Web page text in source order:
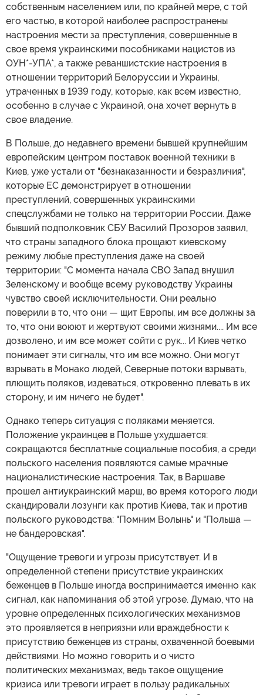
собственным населением или, по крайней мере, с той
его частью, в которой наиболее распространены
настроения мести за преступления, совершенные в
свое время украинскими пособниками нацистов из
ОУН*-УПА*, а также реваншистские настроения в
отношении территорий Белоруссии и Украины,
утраченных в 1939 году, которые, как всем известно,
особенно в случае с Украиной, она хочет вернуть в
свое владение.
В Польше, до недавнего времени бывшей крупнейшим
европейским центром поставок военной техники в
Киев, уже устали от "безнаказанности и безразличия",
которые ЕС демонстрирует в отношении
преступлений, совершенных украинскими
спецслужбами не только на территории России. Даже
бывший подполковник СБУ Василий Прозоров заявил,
что страны западного блока прощают киевскому
режиму любые преступления даже на своей
территории: "С момента начала СВО Запад внушил
Зеленскому и вообще всему руководству Украины
чувство своей исключительности. Они реально
поверили в то, что они — щит Европы, им все должны за
то, что они воюют и жертвуют своими жизнями.... Им все
дозволено, и им все может сойти с рук... И Киев четко
понимает эти сигналы, что им все можно. Они могут
взрывать в Монако людей, Северные потоки взрывать,
плющить поляков, издеваться, откровенно плевать в их
сторону, и им ничего не будет".
Однако теперь ситуация с поляками меняется.
Положение украинцев в Польше ухудшается:
сокращаются бесплатные социальные пособия, а среди
польского населения появляются самые мрачные
националистические настроения. Так, в Варшаве
прошел антиукраинский марш, во время которого люди
скандировали лозунги как против Киева, так и против
польского руководства: "Помним Волынь" и "Польша —
не бандеровская".
"Ощущение тревоги и угрозы присутствует. И в
определенной степени присутствие украинских
беженцев в Польше иногда воспринимается именно как
сигнал, как напоминания об этой угрозе. Думаю, что на
уровне определенных психологических механизмов
это проявляется в неприязни или враждебности к
присутствию беженцев из страны, охваченной боевыми
действиями. Но можно говорить и о чисто
политических механизмах, ведь такое ощущение
кризиса или тревоги играет в пользу радикальных